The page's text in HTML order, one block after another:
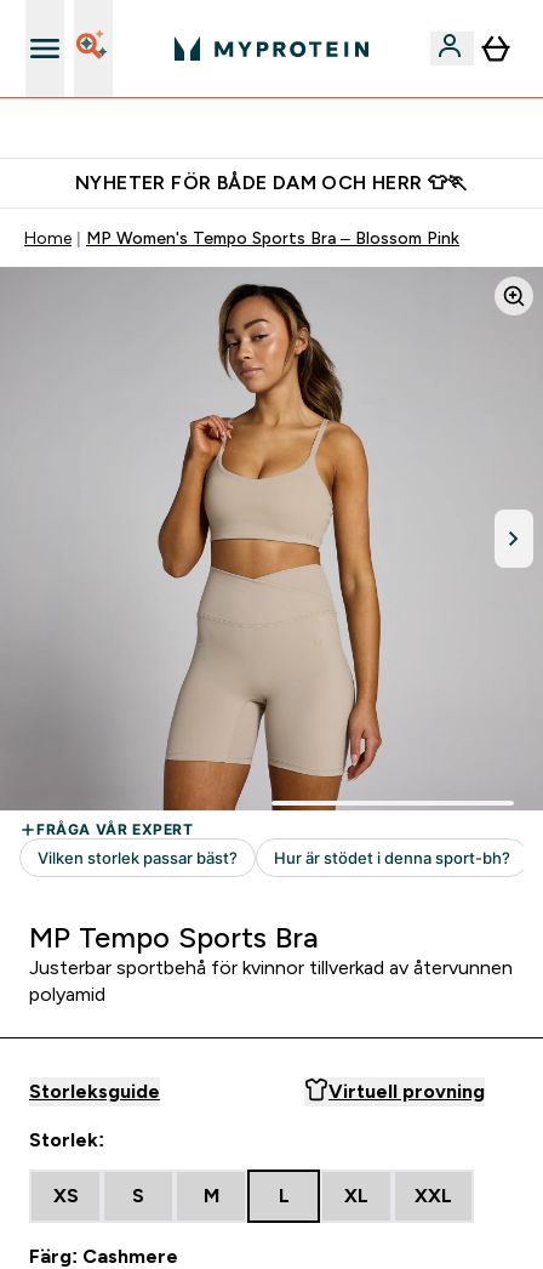
NYHETER FÖR BÅDE DAM OCH HERR 👕🏃
Home MP Women's Tempo Sports Bra – Blossom Pink
MP Tempo Sports Bra
Justerbar sportbehå för kvinnor tillverkad av återvunnen
polyamid
Storleksguide Virtuell provning
Storlek:
XS S M L XL XXL
Färg: Cashmere